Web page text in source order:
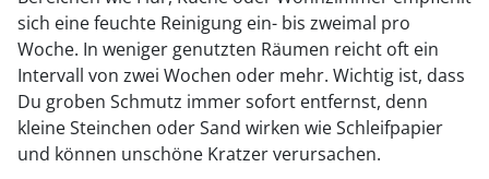
sich eine feuchte Reinigung ein- bis zweimal pro
Woche. In weniger genutzten Räumen reicht oft ein
Intervall von zwei Wochen oder mehr. Wichtig ist, dass
Du groben Schmutz immer sofort entfernst, denn
kleine Steinchen oder Sand wirken wie Schleifpapier
und können unschöne Kratzer verursachen.